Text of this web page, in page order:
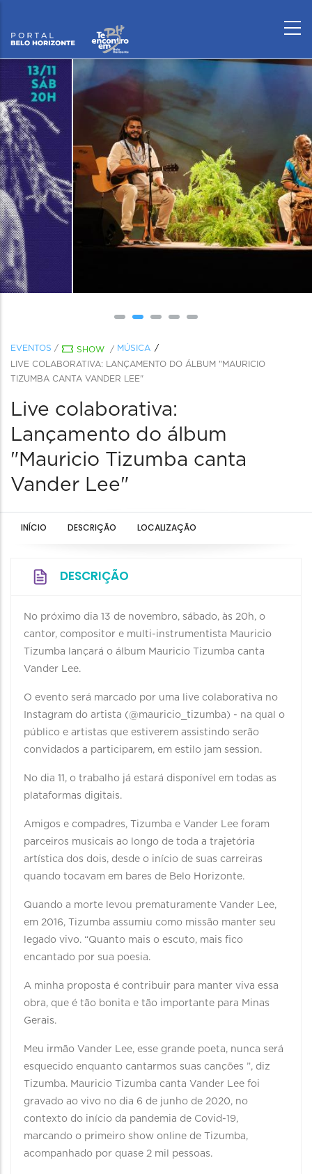
EVENTOS / SHOW / MÚSICA
LIVE COLABORATIVA: LANÇAMENTO DO ÁLBUM "MAURICIO
TIZUMBA CANTA VANDER LEE"
Live colaborativa:
Lançamento do álbum
"Mauricio Tizumba canta
Vander Lee"
INÍCIO DESCRIÇÃO LOCALIZAÇÃO
DESCRIÇÃO
No próximo dia 13 de novembro, sábado, às 20h, o
cantor, compositor e multi-instrumentista Mauricio
Tizumba lançará o álbum Mauricio Tizumba canta
Vander Lee.
O evento será marcado por uma live colaborativa no
Instagram do artista (@mauricio_tizumba) - na qual o
público e artistas que estiverem assistindo serão
convidados a participarem, em estilo jam session.
No dia 11, o trabalho já estará disponível em todas as
plataformas digitais.
Amigos e compadres, Tizumba e Vander Lee foram
parceiros musicais ao longo de toda a trajetória
artística dos dois, desde o início de suas carreiras
quando tocavam em bares de Belo Horizonte.
Quando a morte levou prematuramente Vander Lee,
em 2016, Tizumba assumiu como missão manter seu
legado vivo. “Quanto mais o escuto, mais fico
encantado por sua poesia.
A minha proposta é contribuir para manter viva essa
obra, que é tão bonita e tão importante para Minas
Gerais.
Meu irmão Vander Lee, esse grande poeta, nunca será
esquecido enquanto cantarmos suas canções ”, diz
Tizumba. Mauricio Tizumba canta Vander Lee foi
gravado ao vivo no dia 6 de junho de 2020, no
contexto do início da pandemia de Covid-19,
marcando o primeiro show online de Tizumba,
acompanhado por quase 2 mil pessoas.